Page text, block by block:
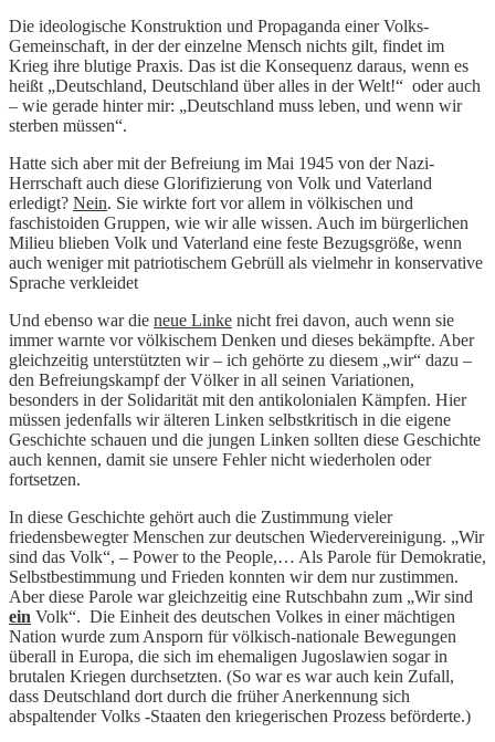
Die ideologische Konstruktion und Propaganda einer Volks-
Gemeinschaft, in der der einzelne Mensch nichts gilt, findet im
Krieg ihre blutige Praxis. Das ist die Konsequenz daraus, wenn es
heißt „Deutschland, Deutschland über alles in der Welt!“ oder auch
– wie gerade hinter mir: „Deutschland muss leben, und wenn wir
sterben müssen“.
Hatte sich aber mit der Befreiung im Mai 1945 von der Nazi-
Herrschaft auch diese Glorifizierung von Volk und Vaterland
erledigt? Nein. Sie wirkte fort vor allem in völkischen und
faschistoiden Gruppen, wie wir alle wissen. Auch im bürgerlichen
Milieu blieben Volk und Vaterland eine feste Bezugsgröße, wenn
auch weniger mit patriotischem Gebrüll als vielmehr in konservative
Sprache verkleidet
Und ebenso war die neue Linke nicht frei davon, auch wenn sie
immer warnte vor völkischem Denken und dieses bekämpfte. Aber
gleichzeitig unterstützten wir – ich gehörte zu diesem „wir“ dazu –
den Befreiungskampf der Völker in all seinen Variationen,
besonders in der Solidarität mit den antikolonialen Kämpfen. Hier
müssen jedenfalls wir älteren Linken selbstkritisch in die eigene
Geschichte schauen und die jungen Linken sollten diese Geschichte
auch kennen, damit sie unsere Fehler nicht wiederholen oder
fortsetzen.
In diese Geschichte gehört auch die Zustimmung vieler
friedensbewegter Menschen zur deutschen Wiedervereinigung. „Wir
sind das Volk“, – Power to the People,… Als Parole für Demokratie,
Selbstbestimmung und Frieden konnten wir dem nurzustimmen.
Aber diese Parole war gleichzeitig eine Rutschbahn zum „Wir sind
ein Volk“. Die Einheit des deutschen Volkes in einer mächtigen
Nation wurde zum Ansporn für völkisch-nationale Bewegungen
überall in Europa, die sich im ehemaligen Jugoslawien sogar in
brutalen Kriegen durchsetzten. (So war es war auch kein Zufall,
dass Deutschland dort durch die früher Anerkennung sich
abspaltender Volks -Staaten den kriegerischen Prozess beförderte.)